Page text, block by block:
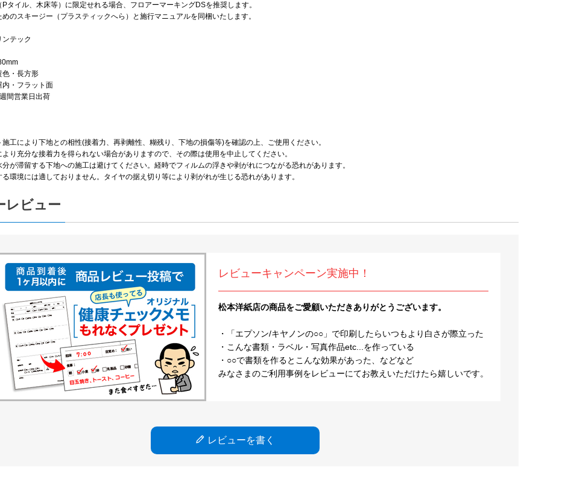
タイル、木床等）に限定せれる場合、フロアーマーキングDSを推奨します。
のスキージー（プラスティックへら）と施行マニュアルを同梱いたします。
ンテック
色・長方形
内・フラット面
間営業日出荷
施工により下地との相性(接着力、再剥離性、糊残り、下地の損傷等)を確認の上、ご使用ください。
より充分な接着力を得られない場合がありますので、その際は使用を中止してください。
分が滞留する下地への施工は避けてください。経時でフィルムの浮きや剥がれにつながる恐れがあります。
る環境には適しておりません。タイヤの据え切り等により剥がれが生じる恐れがあります。
レビュー
レビューキャンペーン実施中！
松本洋紙店の商品をご愛顧いただきありがとうございます。
・「エプソン/キヤノンの○○」で印刷したらいつもより白さが際立った
・こんな書類・ラベル・写真作品etc...を作っている
・○○で書類を作るとこんな効果があった、などなど
みなさまのご利用事例をレビューにてお教えいただけたら嬉しいです。
レビューを書く